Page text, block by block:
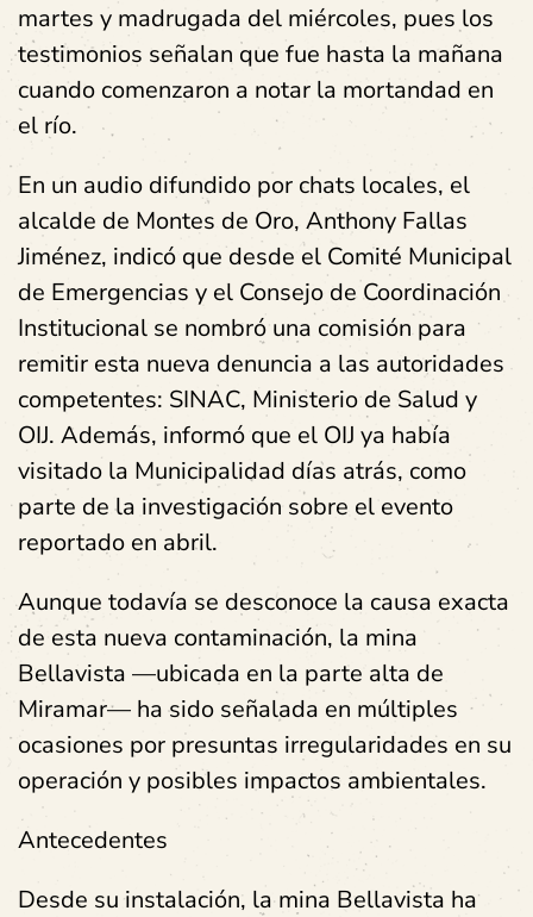
martes y madrugada del miércoles, pues los
testimonios señalan que fue hasta la mañana
cuando comenzaron a notar la mortandad en
el río.
En un audio difundido por chats locales, el
alcalde de Montes de Oro, Anthony Fallas
Jiménez, indicó que desde el Comité Municipal
de Emergencias y el Consejo de Coordinación
Institucional se nombró una comisión para
remitir esta nueva denuncia a las autoridades
competentes: SINAC, Ministerio de Salud y
OIJ. Además, informó que el OIJ ya había
visitado la Municipalidad días atrás, como
parte de la investigación sobre el evento
reportado en abril.
Aunque todavía se desconoce la causa exacta
de esta nueva contaminación, la mina
Bellavista —ubicada en la parte alta de
Miramar— ha sido señalada en múltiples
ocasiones por presuntas irregularidades en su
operación y posibles impactos ambientales.
Antecedentes
Desde su instalación, la mina Bellavista ha